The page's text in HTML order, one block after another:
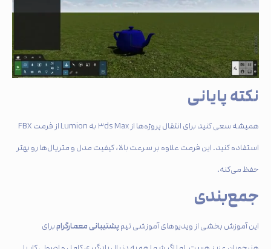
نکته پایانی
همیشه سعی کنید برای انتقال پروژه‌ها از ۳ds Max به Lumion از فرمت FBX
استفاده کنید. این فرمت علاوه بر سرعت بالا، کیفیت مدل و متریال‌ها رو بهتر
حفظ می‌کنه.
جمع‌بندی
این آموزش بخشی از ویدیوهای آموزشی تیم پشتیبانی معمارگرامبرای